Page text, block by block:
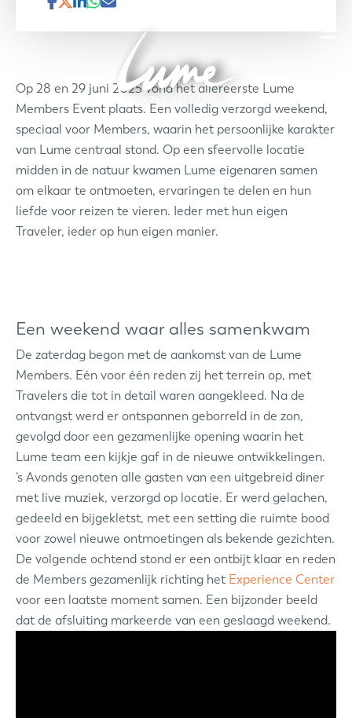
Op 28 en 29 juni 2025 vond het allereerste Lume
Members Event plaats. Een volledig verzorgd weekend,
speciaal voor Members, waarin het persoonlijke karakter
van Lume centraal stond. Op een sfeervolle locatie
midden in de natuur kwamen Lume eigenaren samen
om elkaar te ontmoeten, ervaringen te delen en hun
liefde voor reizen te vieren. Ieder met hun eigen
Traveler, ieder op hun eigen manier.
Een weekend waar alles samenkwam
De zaterdag begon met de aankomst van de Lume
Members. Eén voor één reden zij het terrein op, met
Travelers die tot in detail waren aangekleed. Na de
ontvangst werd er ontspannen geborreld in de zon,
gevolgd door een gezamenlijke opening waarin het
Lume team een kijkje gaf in de nieuwe ontwikkelingen.
’s Avonds genoten alle gasten van een uitgebreid diner
met live muziek, verzorgd op locatie. Er werd gelachen,
gedeeld en bijgekletst, met een setting die ruimte bood
voor zowel nieuwe ontmoetingen als bekende gezichten.
De volgende ochtend stond er een ontbijt klaar en reden
de Members gezamenlijk richting hetExperience Center
voor een laatste moment samen. Een bijzonder beeld
dat de afsluiting markeerde van een geslaagd weekend.